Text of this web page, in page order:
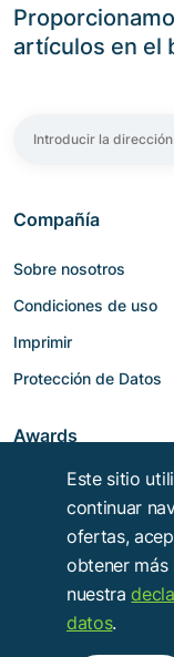
artículos en el
Compañía
Sobre nosotros
Condiciones de uso
Imprimir
Protección de Datos
Awards
Este sitio
continuar
ofertas,
obtener
nuestra
datos.